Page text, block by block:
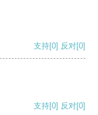
支持[0] 反对[0]
支持[0] 反对[0]